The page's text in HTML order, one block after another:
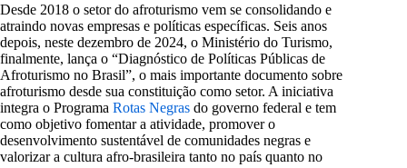
Desde 2018 o setor do afroturismo vem se consolidando e
atraindo novas empresas e políticas específicas. Seis anos
depois, neste dezembro de 2024, o Ministério do Turismo,
finalmente, lança o “Diagnóstico de Políticas Públicas de
Afroturismo no Brasil”, o mais importante documento sobre
afroturismo desde sua constituição como setor. A iniciativa
integra o Programa Rotas Negras do governo federal e tem
como objetivo fomentar a atividade, promover o
desenvolvimento sustentável de comunidades negras e
valorizar a cultura afro-brasileira tanto no país quanto no